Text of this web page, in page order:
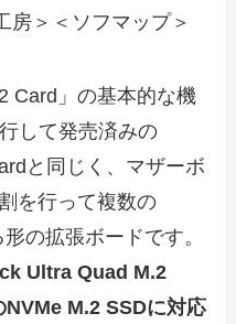
房＞＜ソフマップ＞
Card」の基本的な機
して発売済みの
と同じく、マザーボ
を行って複数の
の拡張ボードです。
Ultra Quad M.2
M.2 SSDに対応